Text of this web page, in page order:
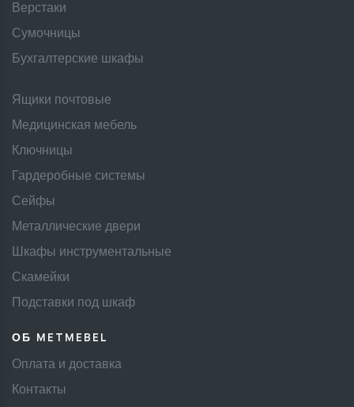
Верстаки
Сумочницы
Бухгалтерские шкафы
Ящики почтовые
Медицинская мебель
Ключницы
Гардеробные системы
Сейфы
Металлические двери
Шкафы инструментальные
Скамейки
Подставки под шкаф
ОБ METMEBEL
Оплата и доставка
Контакты